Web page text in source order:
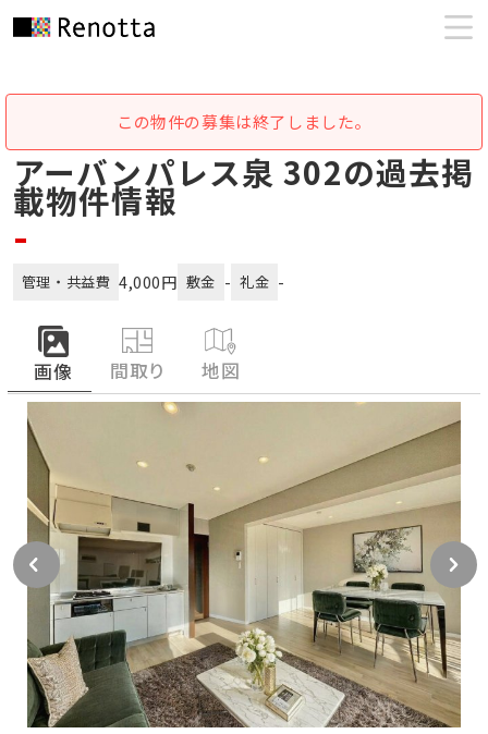
この物件の募集は終了しました。
アーバンパレス泉 302の過去掲
載物件情報
-
管理・共益費 4,000円 敷金 - 礼金 -
画像 間取り 地図